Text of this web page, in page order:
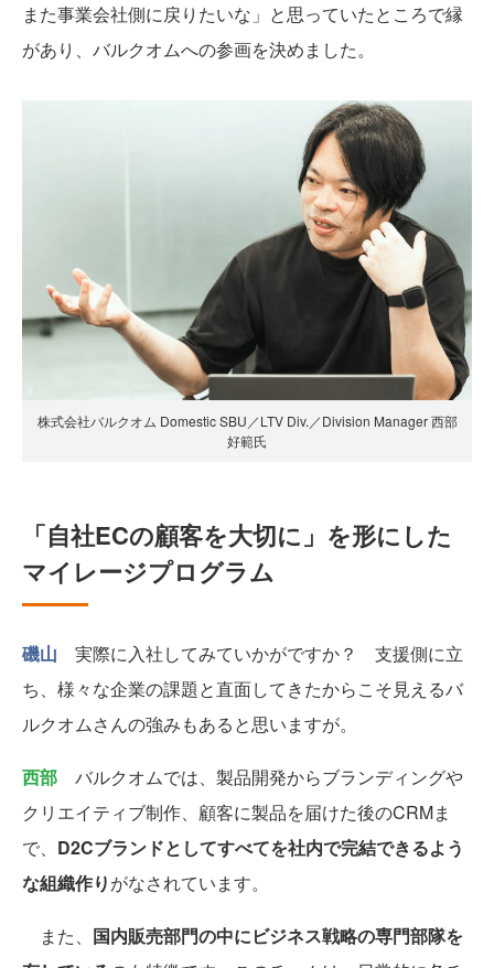
また事業会社側に戻りたいな」と思っていたところで縁
があり、バルクオムへの参画を決めました。
株式会社バルクオム Domestic SBU／LTV Div.／Division Manager 西部
好範氏
「自社ECの顧客を大切に」を形にした
マイレージプログラム
磯山 実際に入社してみていかがですか？ 支援側に立
ち、様々な企業の課題と直面してきたからこそ見えるバ
ルクオムさんの強みもあると思いますが。
西部 バルクオムでは、製品開発からブランディングや
クリエイティブ制作、顧客に製品を届けた後のCRMま
で、 D2Cブランドとしてすべてを社内で完結できるよう
な組織作りがなされています。
また、 国内販売部門の中にビジネス戦略の専門部隊を